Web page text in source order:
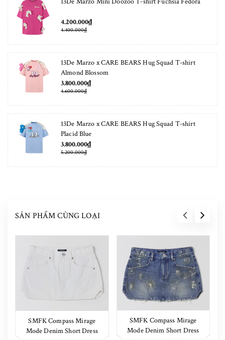
4.200.000₫
4.400.000₫
13De Marzo x CARE BEARS Hug Squad T-shirt
Almond Blossom
3.800.000₫
4.600.000₫
13De Marzo x CARE BEARS Hug Squad T-shirt
Placid Blue
3.800.000₫
5.200.000₫
SẢN PHẨM CÙNG LOẠI
SMFK Compass Mirage
Mode Denim Short Dress
SMFK Compass Mirage
Mode Denim Short Dress